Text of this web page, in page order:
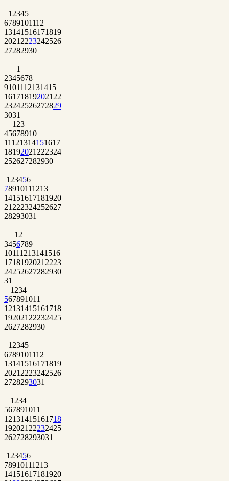
1 2345
6789101112
13141516171819
2021 2223242526
27282930
1
2345678
9101112131415
161718192021 22
23242526272829
3031
1 23
45678910
11121314151617
18192021 222324
252627282930
1 23456
78910111213
14151617181920
21 222324252627
28293031
1 2
3456789
10111213141516
1718192021 2223
24252627282930
31
1 234
567891011
12131415161718
192021 22232425
2627282930
1 2345
6789101112
13141516171819
2021 2223242526
2728293031
1 234
567891011
12131415161718
192021 22232425
262728293031
1 23456
78910111213
14151617181920